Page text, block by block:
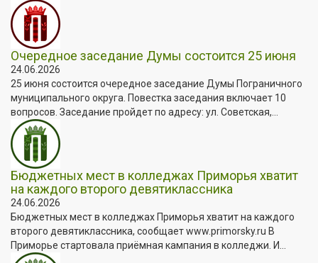
Очередное заседание Думы состоится 25 июня
24.06.2026
25 июня состоится очередное заседание Думы Пограничного
муниципального округа. Повестка заседания включает 10
вопросов. Заседание пройдет по адресу: ул. Советская,...
Бюджетных мест в колледжах Приморья хватит
на каждого второго девятиклассника
24.06.2026
Бюджетных мест в колледжах Приморья хватит на каждого
второго девятиклассника, сообщает www.primorsky.ru В
Приморье стартовала приёмная кампания в колледжи. И...